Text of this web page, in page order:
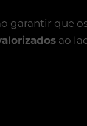
garantir que
ao